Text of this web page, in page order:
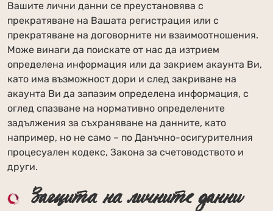
Вашите лични данни се преустановява с
прекратяване на Вашата регистрация или с
прекратяване на договорните ни взаимоотношения.
Може винаги да поискате от нас да изтрием
определена информация или да закрием акаунта Ви,
като има възможност дори и след закриване на
акаунта Ви да запазим определена информация, с
оглед спазване на нормативно определените
задължения за съхраняване на данните, като
например, но не само – по Данъчно-осигурителния
процесуален кодекс, Закона за счетоводството и
други.
Защита на личните данни